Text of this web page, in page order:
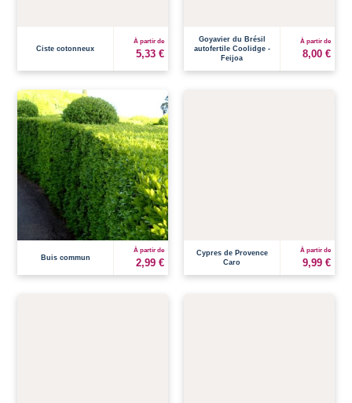
Ciste cotonneux
À partir de
5,33 €
Goyavier du Brésil
autofertile Coolidge -
Feijoa
À partir de
8,00 €
Buis commun
À partir de
2,99 €
Cypres de Provence
Caro
À partir de
9,99 €